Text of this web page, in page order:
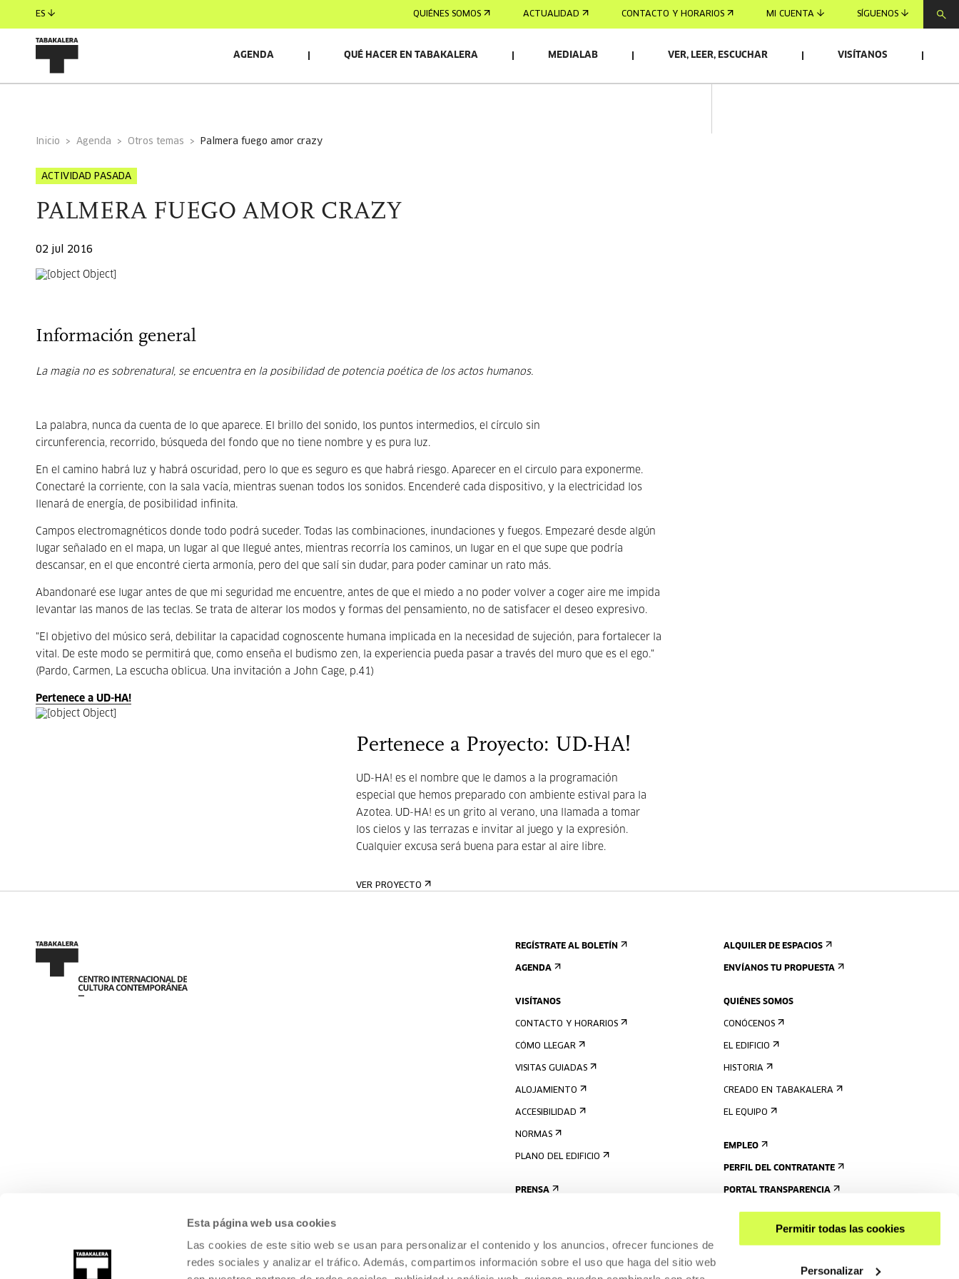
Esta página web usa cookies
Las cookies de este sitio web se usan para personalizar el contenido y los anuncios, ofrecer funciones de
redes sociales y analizar el tráfico. Además, compartimos información sobre el uso que haga del sitio web
Permitir todas las cookies
Personalizar
ES QUIÉNES SOMOS ACTUALIDAD CONTACTO Y HORARIOS MI CUENTA SÍGUENOS
AGENDA QUÉ HACER EN TABAKALERA MEDIALAB VER, LEER, ESCUCHAR VISÍTANOS
Inicio Agenda Otros temas palmera fuego amor crazy
ACTIVIDAD PASADA
PALMERA FUEGO AMOR CRAZY
02 jul 2016
Información general
La magia no es sobrenatural, se encuentra en la posibilidad de potencia poética de los actos humanos.
La palabra, nunca da cuenta de lo que aparece. El brillo del sonido, los puntos intermedios, el círculo sin
circunferencia, recorrido, búsqueda del fondo que no tiene nombre y es pura luz.
En el camino habrá luz y habrá oscuridad, pero lo que es seguro es que habrá riesgo. Aparecer en el circulo para exponerme.
Conectaré la corriente, con la sala vacía, mientras suenan todos los sonidos. Encenderé cada dispositivo, y la electricidad los
llenará de energía, de posibilidad infinita.
Campos electromagnéticos donde todo podrá suceder. Todas las combinaciones, inundaciones y fuegos. Empezaré desde algún
lugar señalado en el mapa, un lugar al que llegué antes, mientras recorría los caminos, un lugar en el que supe que podría
descansar, en el que encontré cierta armonía, pero del que salí sin dudar, para poder caminar un rato más.
Abandonaré ese lugar antes de que mi seguridad me encuentre, antes de que el miedo a no poder volver a coger aire me impida
levantar las manos de las teclas. Se trata de alterar los modos y formas del pensamiento, no de satisfacer el deseo expresivo.
"El objetivo del músico será, debilitar la capacidad cognoscente humana implicada en la necesidad de sujeción, para fortalecer la
vital. De este modo se permitirá que, como enseña el budismo zen, la experiencia pueda pasar a través del muro que es el ego."
(Pardo, Carmen, La escucha oblicua. Una invitación a John Cage, p.41)
Pertenece a UD-HA!
Pertenece a Proyecto: UD-HA!
UD-HA! es el nombre que le damos a la programación
especial que hemos preparado con ambiente estival para la
Azotea. UD-HA! es un grito al verano, una llamada a tomar
los cielos y las terrazas e invitar al juego y la expresión.
Cualquier excusa será buena para estar al aire libre.
VER PROYECTO
REGÍSTRATE AL BOLETÍN
AGENDA
VISÍTANOS
CONTACTO Y HORARIOS
CÓMO LLEGAR
VISITAS GUIADAS
ALOJAMIENTO
ACCESIBILIDAD
NORMAS
PLANO DEL EDIFICIO
PRENSA
ALQUILER DE ESPACIOS
ENVÍANOS TU PROPUESTA
QUIÉNES SOMOS
CONÓCENOS
EL EDIFICIO
HISTORIA
CREADO EN TABAKALERA
EL EQUIPO
EMPLEO
PERFIL DEL CONTRATANTE
PORTAL TRANSPARENCIA